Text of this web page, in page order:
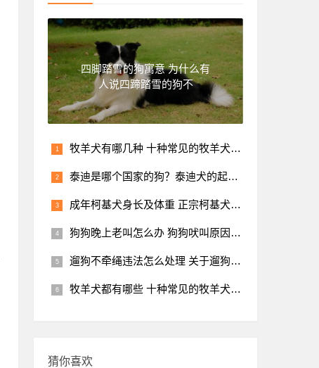
四脚踏雪的狗寓意 为什么有
人说四蹄踏雪的狗不
牧羊犬有哪几种 十种常见的牧羊犬介绍
泰迪是哪个国家的狗？泰迪犬的起源和历史
成年柯基犬身长及体重 正宗柯基犬体型讲解
狗狗晚上老叫怎么办 狗狗吠叫原因与整治办法
遛狗不牵绳违法怎么处理 关于遛狗不拴绳的处罚规定
牧羊犬都有哪些 十种常见的牧羊犬介绍
猜你喜欢